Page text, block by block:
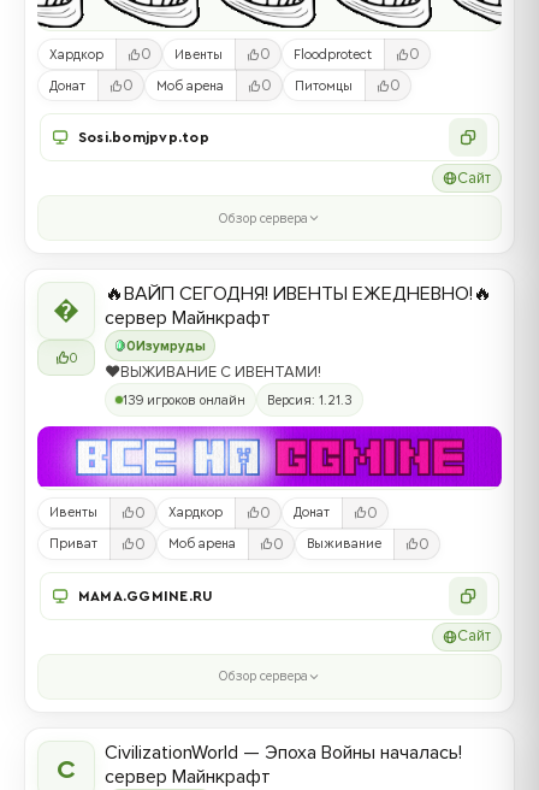
Хардкор 0 Ивенты 0 Floodprotect 0
Донат 0 Моб арена 0 Питомцы 0
Sosi.bomjpvp.top
Сайт
Обзор сервера

0
0Изумруды
🔥ВАЙП СЕГОДНЯ! ИВЕНТЫ ЕЖЕДНЕВНО!🔥
сервер Майнкрафт
❤️ВЫЖИВАНИЕ С ИВЕНТАМИ!
139 игроков онлайн Версия: 1.21.3
Ивенты 0 Хардкор 0 Донат 0
Приват 0 Моб арена 0 Выживание 0
MAMA.GGMINE.RU
Сайт
Обзор сервера
C
CivilizationWorld — Эпоха Войны началась!
сервер Майнкрафт